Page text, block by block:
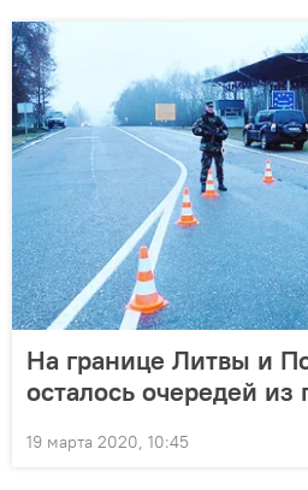
На границе Литвы и
осталось очередей из
19 марта 2020, 10:45